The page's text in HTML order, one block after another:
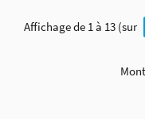
Affichage de 1 à 13 (sur